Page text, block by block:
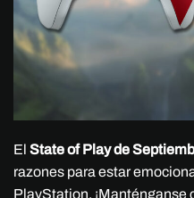
El State of Play de
razones para estar
PlayStation. ¡Manténganse